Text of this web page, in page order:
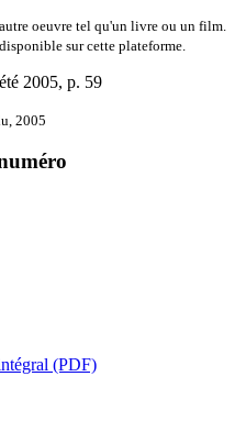
oeuvre tel qu'un livre ou un film.
sur cette plateforme.
2005, p. 59
2005
(PDF)